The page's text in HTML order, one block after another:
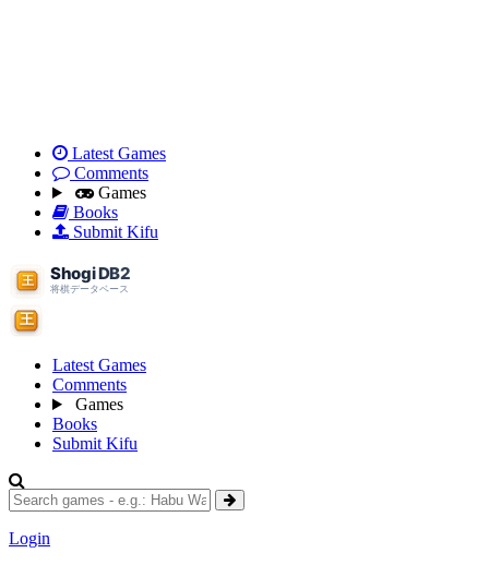
Latest Games
Comments
Games
Books
Submit Kifu
Latest Games
Comments
Games
Books
Submit Kifu
Login